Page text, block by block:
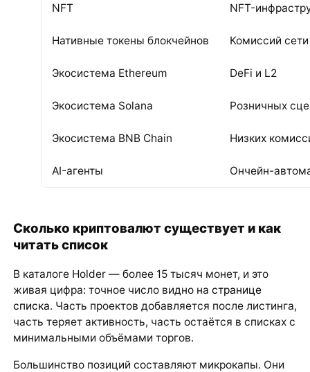
NFT NFT-
Нативные токены блокчейнов Комиссий сети
Экосистема Ethereum DeFi и L2
Экосистема Solana Розничных
Экосистема BNB Chain Низких
AI-агенты Ончейн-
Сколько криптовалют существует и как
читать список
В каталоге Holder — более 15 тысяч монет, и это
живая цифра: точное число видно на странице
списка. Часть проектов добавляется после листинга,
часть теряет активность, часть остаётся в списках с
минимальными объёмами торгов.
Большинство позиций составляют микрокапы. Они